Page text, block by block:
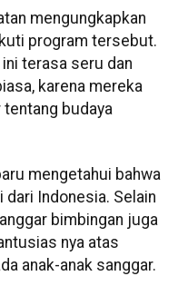
mengungkapkan
program tersebut.
ini terasa seru dan
karena mereka
budaya
mengetahui bahwa
dari Indonesia. Selain
bimbingan juga
nya atas
anak-anak sanggar.